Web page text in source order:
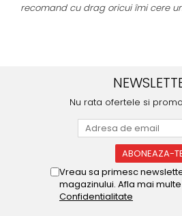
recomand cu drag oricui îmi cere
Nu rata ofertele si
Vreau sa primesc
magazinului. Afla mai multe
Confidentialitate